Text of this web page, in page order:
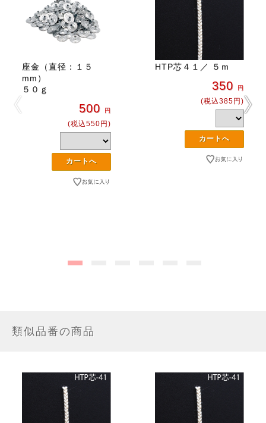
座金（直径：１５
mm）
５０ｇ
500 円
(税込550円)
HTP芯４１／ ５ｍ
350 円
(税込385円)
類似品番の商品